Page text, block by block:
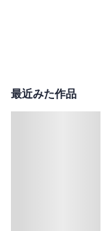
最近みた作品